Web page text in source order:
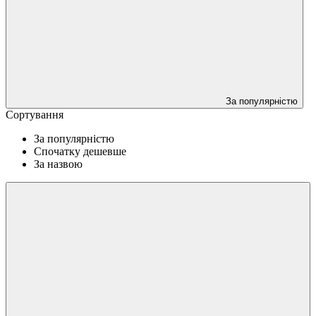
За популярністю
Сортування
За популярністю
Спочатку дешевше
За назвою